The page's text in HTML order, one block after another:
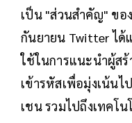
เป็น "ส่วนสำคัญ" ข
กันยายน Twitter ได้
ใช้ในการแนะนำผู้สร้
เข้ารหัสเพื่อมุ่งเน้น
เชน รวมไปถึงเทคโน